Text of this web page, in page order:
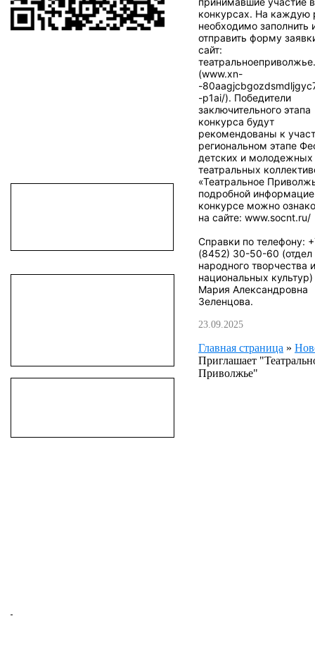
конкурсах. На каждую
необходимо заполнить
отправить форму
сайт:
(www.xn-
-
-p1ai/). Победители
заключительного этапа
конкурса будут
рекомендованы к
региональном этапе
детских и молодежных
театральных
«Театральное
подробной
конкурсе можно
на сайте: www.socnt.ru/
Справки по телефону:
(8452) 30-50-60 (отдел
народного творчества и
национальных культур)
Мария Александровна
Зеленцова.
23.09.2025
Главная страница »
Приглашает
Приволжье"